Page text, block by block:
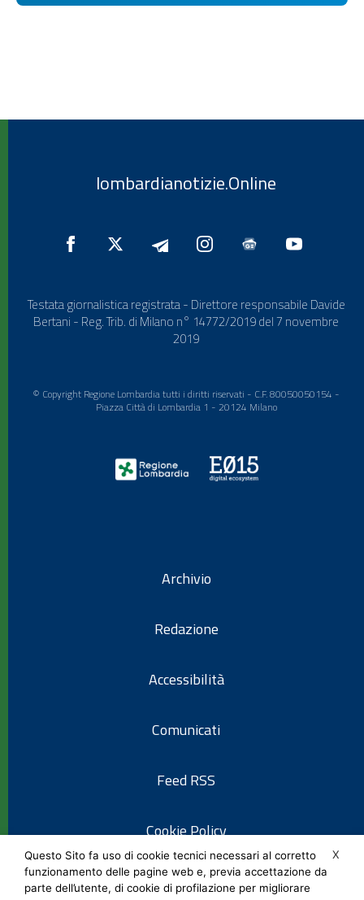
lombardianotizie.Online
Testata giornalistica registrata - Direttore responsabile Davide
Bertani - Reg. Trib. di Milano n° 14772/2019 del 7 novembre
2019
© Copyright Regione Lombardia tutti i diritti riservati - C.F. 80050050154 -
Piazza Città di Lombardia 1 - 20124 Milano
Archivio
Redazione
Accessibilità
Comunicati
Feed RSS
Cookie Policy
Informativa privacy
X
Questo Sito fa uso di cookie tecnici necessari al corretto
funzionamento delle pagine web e, previa accettazione da
parte dell’utente, di cookie di profilazione per migliorare